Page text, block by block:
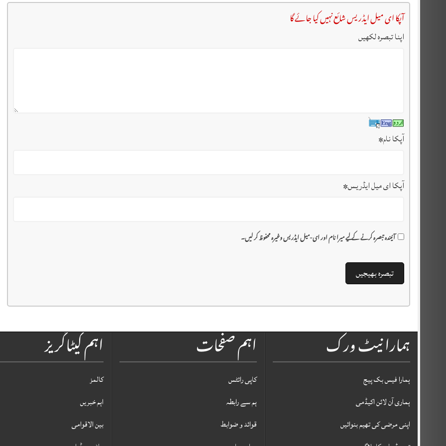
آپکا ای میل ایڈریس شائع نہیں کیا جائے گا
اپنا تبصرہ لکھیں
آپکا نام*
آپکا ای میل ایڈریس*
آئیندہ تبصرہ کرنے کے لیے میرا نام اور ای-میل ایڈریس وغیرہ محفوظ کر لیں۔
اہم کیٹاگریز
کالمز
اہم خبریں
بین الاقوامی
اہم صفحات
کاپی رائٹس
ہم سے رابطہ
قوائد و ضوابط
ہمارا نیٹ ورک
ہمارا فیس بک پیج
ہماری آن لائن اکیڈمی
اپنی مرضی کی تھیم بنوائیں